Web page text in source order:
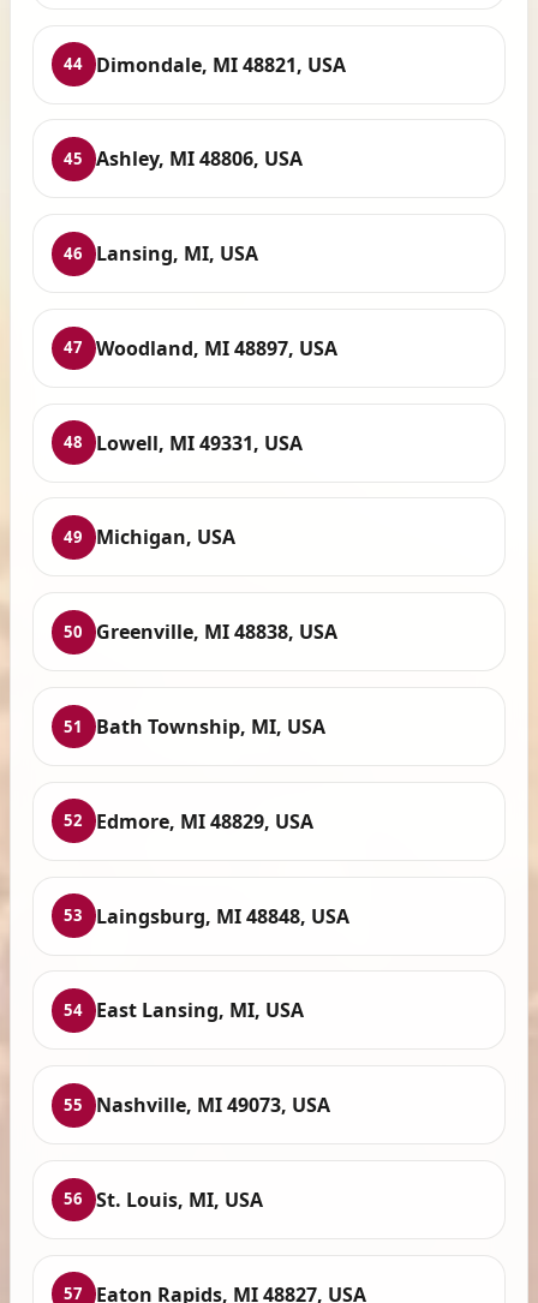
44 Dimondale, MI 48821, USA
45 Ashley, MI 48806, USA
46 Lansing, MI, USA
47 Woodland, MI 48897, USA
48 Lowell, MI 49331, USA
49 Michigan, USA
50 Greenville, MI 48838, USA
51 Bath Township, MI, USA
52 Edmore, MI 48829, USA
53 Laingsburg, MI 48848, USA
54 East Lansing, MI, USA
55 Nashville, MI 49073, USA
56 St. Louis, MI, USA
57 Eaton Rapids, MI 48827, USA